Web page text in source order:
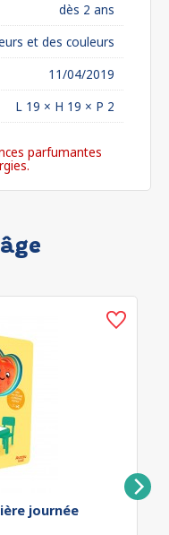
dès 2 ans
et des couleurs
11/04/2019
L 19 × H 19 × P 2
parfumantes
journée